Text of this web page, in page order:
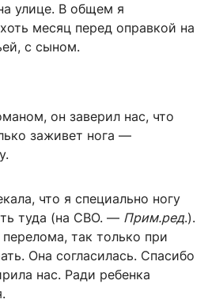
улице. В общем я
месяц перед оправкой на
с сыном.
он заверил нас, что
заживет нога —
что я специально ногу
туда (на СВО. — Прим.ред.).
так только при
Она согласилась. Спасибо
нас. Ради ребенка